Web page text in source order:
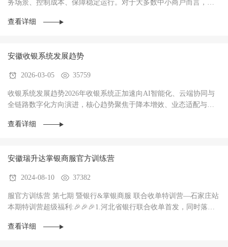
务场景、控制成本、保障稳定运行‌。对于大多数中小商户而言，优
查看详细
安徽收银系统发展趋势
2026-03-05 35759
收银系统发展趋势2026年收银系统正加速向AI智能化、云端协同与
全链路数字化方向演进，核心趋势聚焦于‌降本增效、业态适配与数
查看详细
安徽瑞升达掌银商服官方训练营
2024-08-10 37382
服官方训练营 第七期 暨银行&掌银商服 联合收单特训营—石家庄站
本期特训营超级福利:🎉🎉🎉1.河北省银行联合收单首发，同时落地3
查看详细